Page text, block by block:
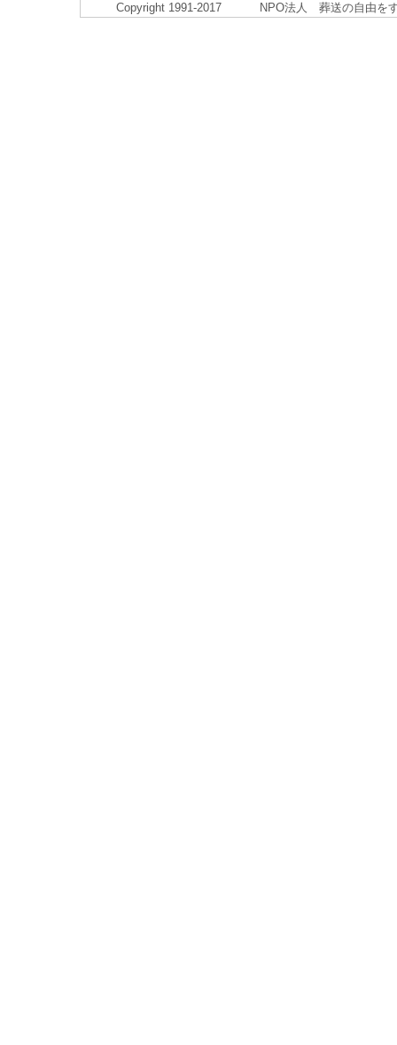
Copyright 1991-2017 NPO法人 葬送の自由をす